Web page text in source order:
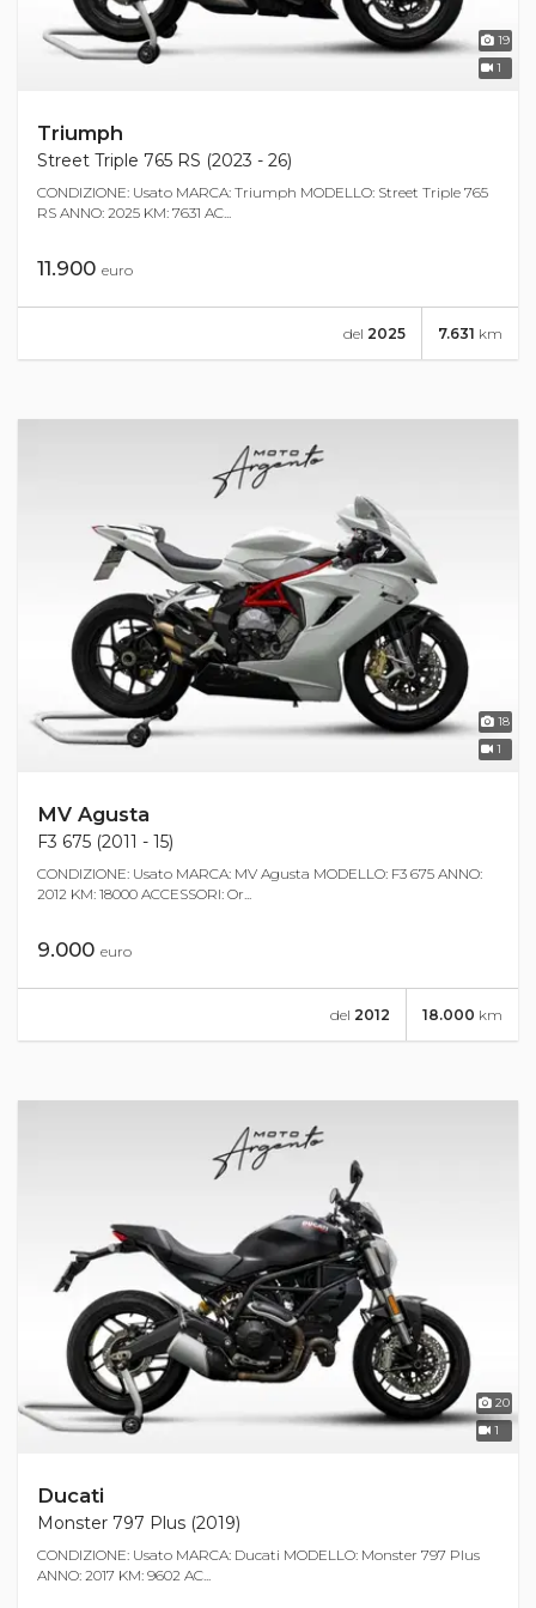
19
1
Triumph
Street Triple 765 RS (2023 - 26)
CONDIZIONE: Usato MARCA: Triumph MODELLO: Street Triple 765
RS ANNO: 2025 KM: 7631 AC...
11.900 euro
7.631 km
del 2025
18
1
MV Agusta
F3 675 (2011 - 15)
CONDIZIONE: Usato MARCA: MV Agusta MODELLO: F3 675 ANNO:
2012 KM: 18000 ACCESSORI: Or...
9.000 euro
18.000 km
del 2012
20
1
Ducati
Monster 797 Plus (2019)
CONDIZIONE: Usato MARCA: Ducati MODELLO: Monster 797 Plus
ANNO: 2017 KM: 9602 AC...